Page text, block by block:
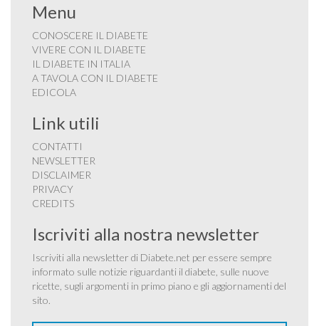
Menu
CONOSCERE IL DIABETE
VIVERE CON IL DIABETE
IL DIABETE IN ITALIA
A TAVOLA CON IL DIABETE
EDICOLA
Link utili
CONTATTI
NEWSLETTER
DISCLAIMER
PRIVACY
CREDITS
Iscriviti alla nostra newsletter
Iscriviti alla newsletter di Diabete.net per essere sempre
informato sulle notizie riguardanti il diabete, sulle nuove
ricette, sugli argomenti in primo piano e gli aggiornamenti del
sito.